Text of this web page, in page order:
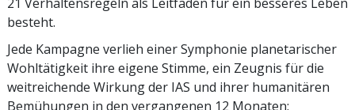
besteht.
Jede Kampagne verlieh einer Symphonie planetarischer
Wohltätigkeit ihre eigene Stimme, ein Zeugnis für die
weitreichende Wirkung der IAS und ihrer humanitären
Bemühungen in den vergangenen 12 Monaten: